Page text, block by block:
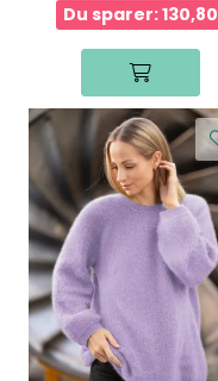
Du sparer: 130,80